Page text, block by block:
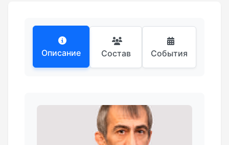
Описание Состав События